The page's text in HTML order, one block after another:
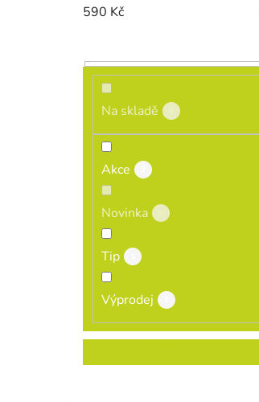
590 Kč
Na skladě
Akce
Novinka
Tip
Výprodej